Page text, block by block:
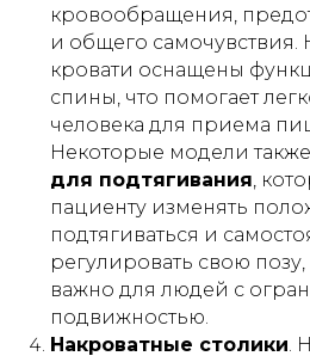
кровообращения,
и общего самочувствия.
кровати оснащены
спины, что помогает
человека для приема
Некоторые модели
для подтягивания,
пациенту изменять
подтягиваться и
регулировать свою
важно для людей с
подвижностью.
Накроватные столики.